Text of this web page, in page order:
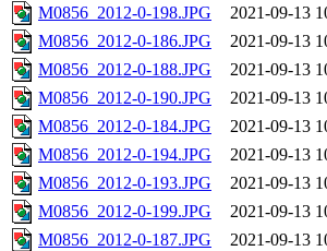
M0856_2012-0-198.JPG
2021-09-13
M0856_2012-0-186.JPG
2021-09-13
M0856_2012-0-188.JPG
2021-09-13
M0856_2012-0-190.JPG
2021-09-13
M0856_2012-0-184.JPG
2021-09-13
M0856_2012-0-194.JPG
2021-09-13
M0856_2012-0-193.JPG
2021-09-13
M0856_2012-0-199.JPG
2021-09-13
M0856_2012-0-187.JPG
2021-09-13